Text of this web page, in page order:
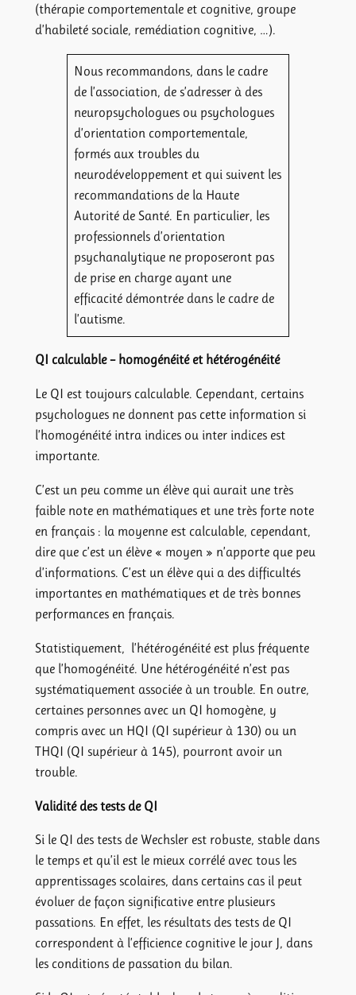
(thérapie comportementale et cognitive, groupe
d’habileté sociale, remédiation cognitive, …).
Nous recommandons, dans le cadre
de l’association, de s’adresser à des
neuropsychologues ou psychologues
d’orientation comportementale,
formés aux troubles du
neurodéveloppement et qui suivent les
recommandations de la Haute
Autorité de Santé. En particulier, les
professionnels d’orientation
psychanalytique ne proposeront pas
de prise en charge ayant une
efficacité démontrée dans le cadre de
l’autisme.
QI calculable – homogénéité et hétérogénéité
Le QI est toujours calculable. Cependant, certains
psychologues ne donnent pas cette information si
l’homogénéité intra indices ou inter indices est
importante.
C’est un peu comme un élève qui aurait une très
faible note en mathématiques et une très forte note
en français : la moyenne est calculable, cependant,
dire que c’est un élève « moyen » n’apporte que peu
d’informations. C’est un élève qui a des difficultés
importantes en mathématiques et de très bonnes
performances en français.
Statistiquement, l’hétérogénéité est plus fréquente
que l’homogénéité. Une hétérogénéité n’est pas
systématiquement associée à un trouble. En outre,
certaines personnes avec un QI homogène, y
compris avec un HQI (QI supérieur à 130) ou un
THQI (QI supérieur à 145), pourront avoir un
trouble.
Validité des tests de QI
Si le QI des tests de Wechsler est robuste, stable dans
le temps et qu’il est le mieux corrélé avec tous les
apprentissages scolaires, dans certains cas il peut
évoluer de façon significative entre plusieurs
passations. En effet, les résultats des tests de QI
correspondent à l’efficience cognitive le jour J, dans
les conditions de passation du bilan.